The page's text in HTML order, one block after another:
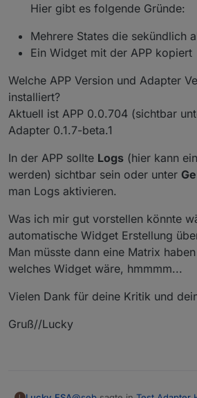
Hier gibt es folgende Gründe:
Mehrere States die sekündlich
Ein Widget mit der APP kopiert
Welche APP Version und Adapter
installiert?
Aktuell ist APP 0.0.704 (sichtbar
Adapter 0.1.7-beta.1
In der APP sollte Logs (hier kann
werden) sichtbar sein oder unter
man Logs aktivieren.
Was ich mir gut vorstellen könnte
automatische Widget Erstellung
Man müsste dann eine Matrix
welches Widget wäre, hmmmm...
Vielen Dank für deine Kritik und
Gruß//Lucky